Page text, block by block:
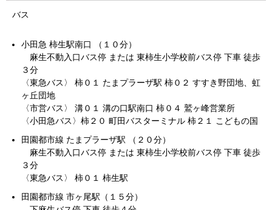
バス
小田急 柿生駅南口 （１０分）
麻生不動入口バス停 または 東柿生小学校前バス停 下車 徒歩
３分
〈東急バス〉 柿０１ たまプラーザ駅 柿０２ すすき野団地、虹
ヶ丘団地
〈市営バス〉 溝０１ 溝の口駅南口 柿０４ 鷲ヶ峰営業所
〈小田急バス〉柿２０ 町田バスターミナル 柿２１ こどもの国
田園都市線 たまプラーザ駅 （２０分）
麻生不動入口バス停 または 東柿生小学校前バス停 下車 徒歩
３分
〈東急バス〉 柿０１ 柿生駅
田園都市線 市ヶ尾駅（１５分）